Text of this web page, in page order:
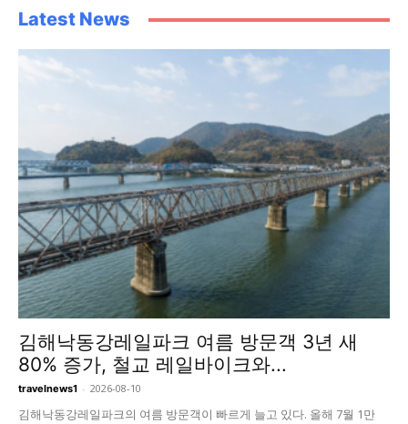
Latest News
김해낙동강레일파크 여름 방문객 3년 새
80% 증가, 철교 레일바이크와...
travelnews1 - 2026-08-10
김해낙동강레일파크의 여름 방문객이 빠르게 늘고 있다. 올해 7월 1만